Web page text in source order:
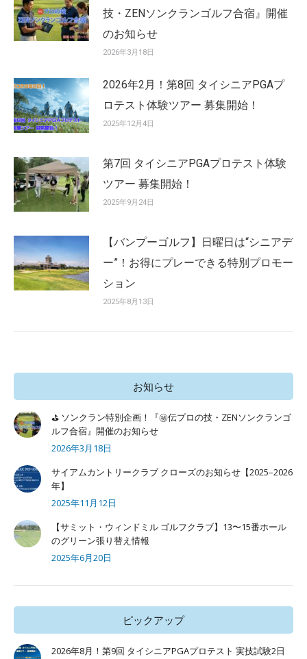
技・ZENソンクランゴルフ合宿』開催
のお知らせ
2026年3月18日
2026年2月！第8回 タイシニアPGAプ
ロテスト体験ツアー 募集開始！
2025年12月4日
第7回 タイシニアPGAプロテスト体験
ツアー 募集開始！
2025年9月24日
【バンプーゴルフ】日曜日は“シニアデ
ー”！お得にプレーできる特別プロモー
ション
2025年8月13日
お知らせ
⛳ ソンクラン特別企画！『㊙️伝プロの技・ZENソンクランゴ
ルフ合宿』開催のお知らせ
2026年3月18日
サイアムカントリークラブ クローズのお知らせ【2025–2026
年】
2025年11月12日
【サミット・ウィンドミル ゴルフクラブ】13〜15番ホール
のグリーン張り替え情報
2025年6月20日
ピックアップ
2026年8月！第9回 タイシニアPGAプロテスト 実技試験2日